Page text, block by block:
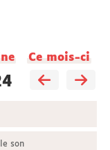
Ce mois-ci
son